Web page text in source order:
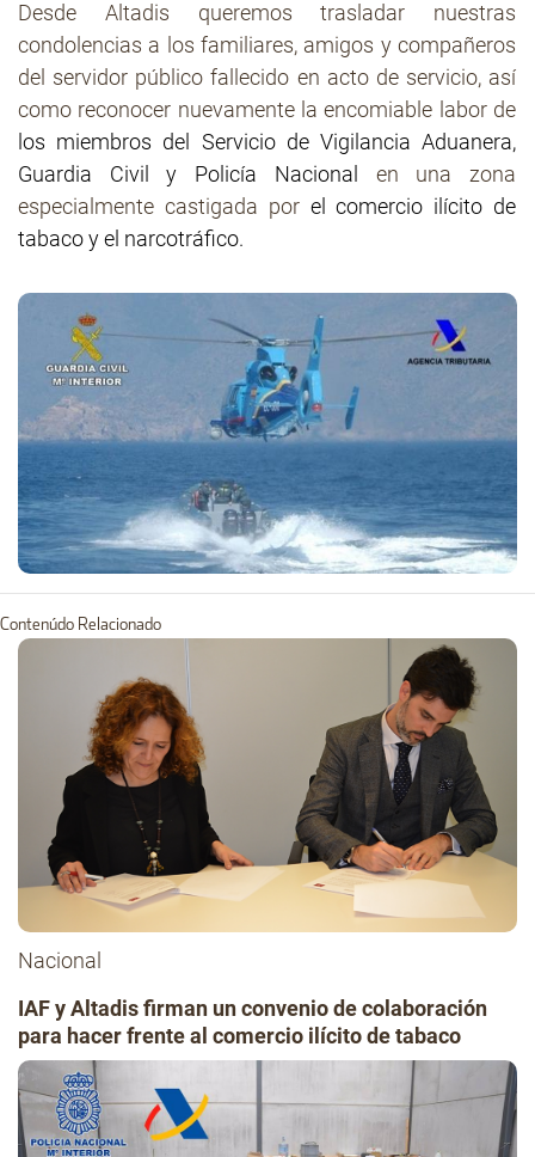
Desde Altadis queremos trasladar nuestras
condolencias a los familiares, amigos y compañeros
del servidor público fallecido en acto de servicio, así
como reconocer nuevamente la encomiable labor de
los miembros del Servicio de Vigilancia Aduanera,
Guardia Civil y Policía Nacional
en una zona
especialmente castigada por el comercio ilícito de
tabaco y el narcotráfico.
Contenúdo Relacionado
Nacional
IAF y Altadis firman un convenio de colaboración
para hacer frente al comercio ilícito de tabaco